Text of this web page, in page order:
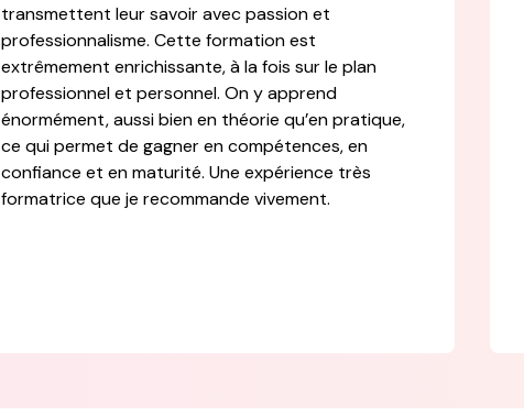
transmettent leur savoir avec passion et
professionnalisme. Cette formation est
extrêmement enrichissante, à la fois sur le plan
professionnel et personnel. On y apprend
énormément, aussi bien en théorie qu’en pratique,
ce qui permet de gagner en compétences, en
confiance et en maturité. Une expérience très
formatrice que je recommande vivement.